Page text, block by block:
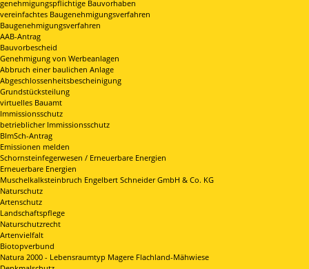
genehmigungspflichtige Bauvorhaben
vereinfachtes Baugenehmigungsverfahren
Baugenehmigungsverfahren
AAB-Antrag
Bauvorbescheid
Genehmigung von Werbeanlagen
Abbruch einer baulichen Anlage
Abgeschlossenheitsbescheinigung
Grundstücksteilung
virtuelles Bauamt
Immissionsschutz
betrieblicher Immissionsschutz
BImSch-Antrag
Emissionen melden
Schornsteinfegerwesen / Erneuerbare Energien
Erneuerbare Energien
Muschelkalksteinbruch Engelbert Schneider GmbH & Co. KG
Naturschutz
Artenschutz
Landschaftspflege
Naturschutzrecht
Artenvielfalt
Biotopverbund
Natura 2000 - Lebensraumtyp Magere Flachland-Mähwiese